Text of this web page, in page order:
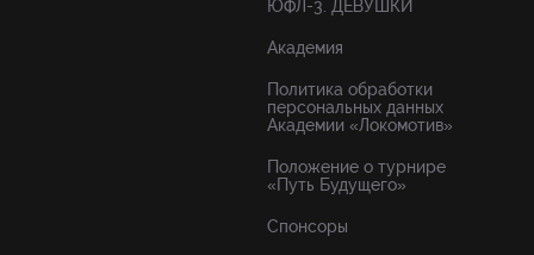
ЮФЛ-3. ДЕВУШКИ
Академия
Политика обработки
персональных данных
Академии «Локомотив»
Положение о турнире
«Путь Будущего»
Спонсоры